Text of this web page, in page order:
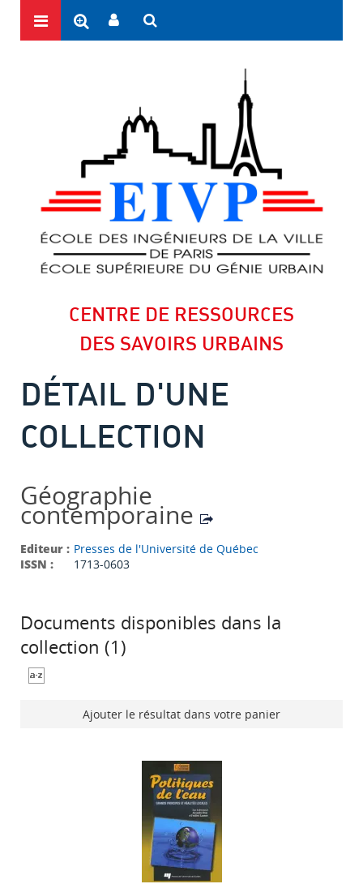
CENTRE DE RESSOURCES
DES SAVOIRS URBAINS
DÉTAIL D'UNE
COLLECTION
Géographie
contemporaine
Editeur : Presses de l'Université de Québec
ISSN :
1713-0603
Documents disponibles dans la
collection (1 )
Ajouter le résultat dans votre panier